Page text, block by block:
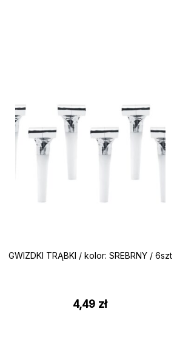
GWIZDKI TRĄBKI / kolor: SREBRNY / 6szt
4,49 zł